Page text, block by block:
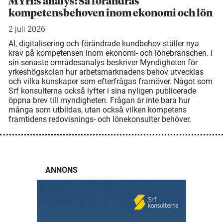
kompetensbehoven inom ekonomi och lön
2 juli 2026
AI, digitalisering och förändrade kundbehov ställer nya
krav på kompetensen inom ekonomi- och lönebranschen. I
sin senaste områdesanalys beskriver Myndigheten för
yrkeshögskolan hur arbetsmarknadens behov utvecklas
och vilka kunskaper som efterfrågas framöver. Något som
Srf konsulterna också lyfter i sina nyligen publicerade
öppna brev till myndigheten. Frågan är inte bara hur
många som utbildas, utan också vilken kompetens
framtidens redovisnings- och lönekonsulter behöver.
ANNONS